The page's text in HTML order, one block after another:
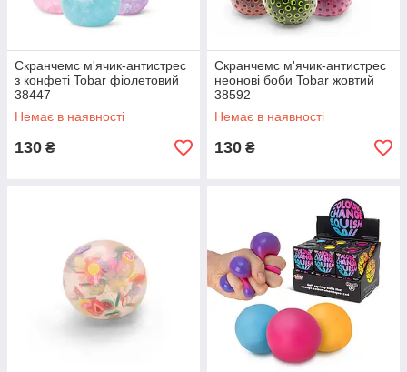
Скранчемс м'ячик-антистрес
з конфеті Tobar фіолетовий
38447
Немає в наявності
130 ₴
Скранчемс м'ячик-антистрес
неонові боби Tobar жовтий
38592
Немає в наявності
130 ₴